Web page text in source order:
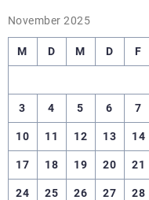
November 2025
M D M D F
3 4 5 6 7
10 11 12 13 14
17 18 19 20 21
24 25 26 27 28